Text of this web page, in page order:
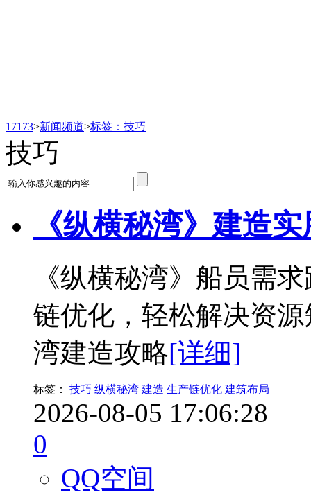
17173>新闻频道>标签：技巧
技巧
《纵横秘湾》建造
《纵横秘湾》船员需
链优化，轻松解决资
湾建造攻略[详细]
标签： 技巧 纵横秘湾 建造 生产链优化 建筑布局
2026-08-05 17:06:28
0
QQ空间